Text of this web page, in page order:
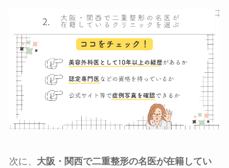
次に、 大阪・関西で二重整形の名医が在籍してい